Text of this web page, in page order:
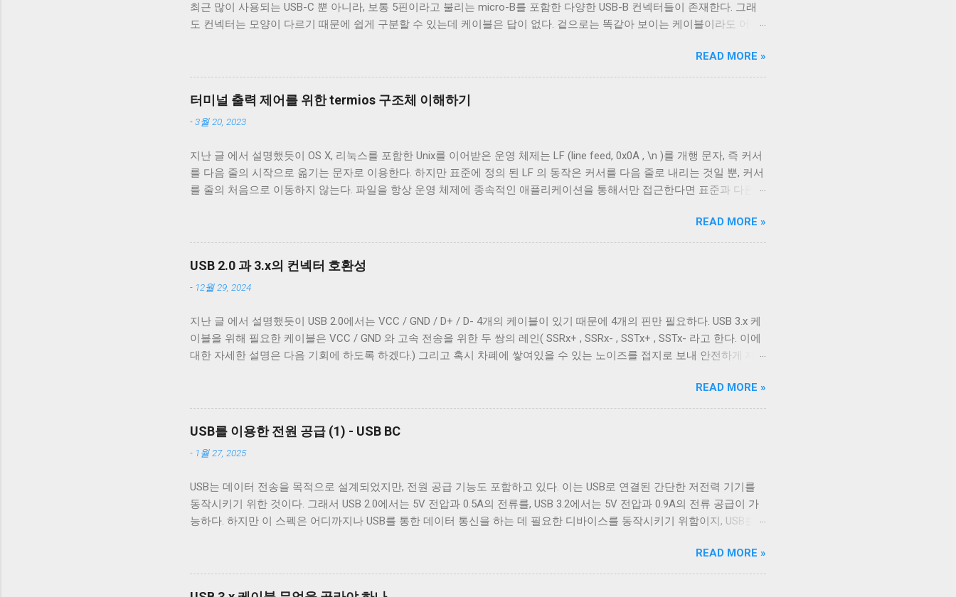
최근 많이 사용되는 USB-C 뿐 아니라, 보통 5핀이라고 불리는 micro-B를 포함한 다양한 USB-B 컨넥터들이 존재한다. 그래
도 컨넥터는 모양이 다르기 때문에 쉽게 구분할 수 있는데 케이블은 답이 없다. 겉으로는 똑같아 보이는 케이블이라도 어떤
번 글에서는 USB 2.0 케이블의 내부를 통해 USB 케이블에 대해 자세히 알아보겠다. Micro-B 케이블의 편조 차폐와 호일 차
폐 위 사진은 집에서 돌아다니던 A - Micro-B USB 2.0 케이블의 피복을 벗겨낸 것이다. 절연체 아래로 금속 선이 있는 것을
알 수 있다. 이 선들은 금속 선이지만 전선은 아니다. 이 선은 전자기 차폐를 목적으로 들어간 금속 선이다. 실제 전선은 이 금
속 선을 벗겨야 나온다. 이번에 자른 케이블에는 두 종류의 차폐가 사용됐다. 하나는 얇은 금속 호일이고, 다른 하나는 얇은
도체의 가닥으로 이루어져 있다. 전자는 보통 호일 차폐(Foil Shielding)라고 부르고 후자는 편조 차폐(Braided Shielding)라고
수 전자기파를 차단하는 것에 효과적이고, 호일 차폐가 고주파수 전자기파를 차단하는 데 효과적이다. USB 3.0의 고속 전송
케이블은 이 두 차폐를 사용하는 것이 필수적이고, 그 외의 경우에는 필수는 아니고 권장 사항이다. 하지만 어지간한 싸구려
케이블을 쓰지 않는 한 요즘은 USB 2.0 케이블에도 이 두 가지를 같이 사용한다. 차폐 선이 쉴드와 연결되지 않았다 하지만
READ MORE »
터미널 출력 제어를 위한 termios 구조체 이해하기
-3월 20, 2023
지난 글 에서 설명했듯이 OS X, 리눅스를 포함한 Unix를 이어받은 운영 체제는 LF (line feed, 0x0A , \n )를 개행 문자, 즉 커서
를 다음 줄의 시작으로 옮기는 문자로 이용한다. 하지만 표준에 정의 된 LF 의 동작은 커서를 다음 줄로 내리는 것일 뿐, 커서
를 줄의 처음으로 이동하지 않는다. 파일을 항상 운영 체제에 종속적인 애플리케이션을 통해서만 접근한다면 표준과 다른
이 차이는 문제될 수 있다. 이 차이를 다루기 위해서 터미널은 출력에 적절한 가공을 하여 출력한다. 이를 제어하기 위한 플
래그가 POSIX.1 표준이 정의 하는 termios 구조체의 c_oflag 다. c_oflag 는 터미널이 받은 문자를 출력하기 전에 어떤 후처
리를 할지에 대한 플래그다. c_oflag에서 가장 중요한 플래그는 OPOST 다. 이는 입력에 대한 후처리를 할지 말지에 대한 플
래그로 OPOST 가 꺼져있으면 다른 플래그와 상관없이 터미널은 받은 문자열을 그대로 보여준다. 이 플래그를 끄는 경우는
거의 없다. 하지만 터미널을 텍스트를 보여주기 위한 용도가 아닌 바이너리 데이터를 전송하기 위해 사용하는 경우 끄는 것
면 터미널은 출력을 해석할 때 NL 을 CRNL 로 해석한다. 즉, Unix에서도 ONLCR 이 꺼져있다면, LF 를 만났을 때, 다음 줄의
처음으로 이동하는 것이 아닌, 현재 위치의 다음 줄로 이동한다. Unix 계열 운영 체제에서 윈도우에서 만들어진 파일을 출력
해야 할 경우, CRNL 을 NL 로 바꾸지 않고도 ONLCR 플래그를 끄는 것 만으로도 간단하게 출력할 수 있다. 이외에도 구형
READ MORE »
USB 2.0 과 3.x의 컨넥터 호환성
- 12월 29, 2024
지난 글 에서 설명했듯이 USB 2.0에서는 VCC / GND / D+ / D- 4개의 케이블이 있기 때문에 4개의 핀만 필요하다. USB 3.x 케
이블을 위해 필요한 케이블은 VCC / GND 와 고속 전송을 위한 두 쌍의 레인( SSRx+ , SSRx- , SSTx+ , SSTx- 라고 한다. 이에
대한 자세한 설명은 다음 기회에 하도록 하겠다.) 그리고 혹시 차폐에 쌓여있을 수 있는 노이즈를 접지로 보내 안전하게 제
기 때문에 새로운 5개의 선이 더 필요하다. 이미지 출처: Wikipedia 이미지 출처: Wikipedia 이 5개의 선을 핀에 연결하기 위해
USB 3.0 표준은 새로운 모양의 Type B 컨넥터를 도입했다. 기존 Type B 컨넥터는 4개의 핀만을 가지고 있고 확장할 수 없는
구조로 돼있기 때문이다. 따라서 Type B 컨넥터의 경우에는 컨넥터 모양만으로도 USB 2.0 케이블인지 USB 3.0 케이블인지
쉽게 구분할 수 있다. 하지만 Type A 컨넥터나 Type C 컨넥터는 상황이 다르다. 상하 대칭으로 24개의 핀을 가져 최대 12개
의 선을 연결할 수 있는 Type C 컨넥터는 컨넥터 모양 만으로 USB 2.0 케이블인지 USB 3.x 케이블인지 구분할 수 없고, 케이
가 480 Mbps인 케이블을 만나게 된다. USB 2.0 Type C 케이블도 존재한다. Type A 컨넥터는 상황이 좀 재밌다. Type A 컨넥
터도 원래는 4개의 핀만을 지원하도록 설계됐다. 하지만 Type B와는 다르게 Type A 컨넥터는 너무 많이 사용됐다. 따라서
USB 3.x를 위해 새로운 모양의 컨넥터를...
READ MORE »
USB를 이용한 전원 공급 (1) - USB BC
- 1월 27, 2025
USB는 데이터 전송을 목적으로 설계되었지만, 전원 공급 기능도 포함하고 있다. 이는 USB로 연결된 간단한 저전력 기기를
동작시키기 위한 것이다. 그래서 USB 2.0에서는 5V 전압과 0.5A의 전류를, USB 3.2에서는 5V 전압과 0.9A의 전류 공급이 가
능하다. 하지만 이 스펙은 어디까지나 USB를 통한 데이터 통신을 하는 데 필요한 디바이스를 동작시키기 위함이지, USB를
필요로 했고, USB를 통한 전원 충전은 USB가 본래 의도했던 기능이 아닌 일종의 부작용에 가까운 일이었다. 하지만 iPod을
비롯한 많은 MP3 플레이어나 PMP 플레이어들이 이를 이용한 충전 기능을 가지고 나왔다. 어차피 데이터 통신을 위해 USB
포트가 필요하니 별도의 충전 포트를 만드는 것보다 USB 포트를 재사용하는 것이 기기를 싸고 가볍고 작게 만들 수 있었기
READ MORE »